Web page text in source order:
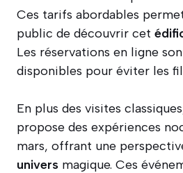
Ces tarifs abordables
public de découvrir cet
Les réservations en ligne
disponibles pour éviter les
En plus des visites
propose des expériences
mars, offrant une
univers magique. Ces